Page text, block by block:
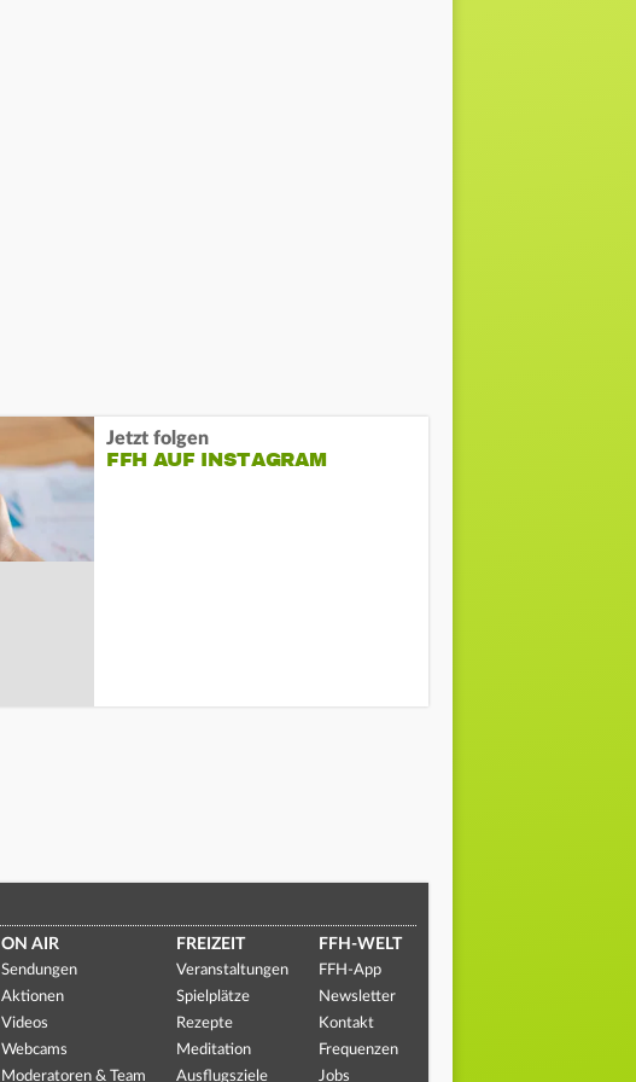
Jetzt folgen
FFH AUF INSTAGRAM
ON AIR
Sendungen
Aktionen
Videos
Webcams
Moderatoren & Team
FREIZEIT
Veranstaltungen
Spielplätze
Rezepte
Meditation
Ausflugsziele
FFH-WELT
FFH-App
Newsletter
Kontakt
Frequenzen
Jobs